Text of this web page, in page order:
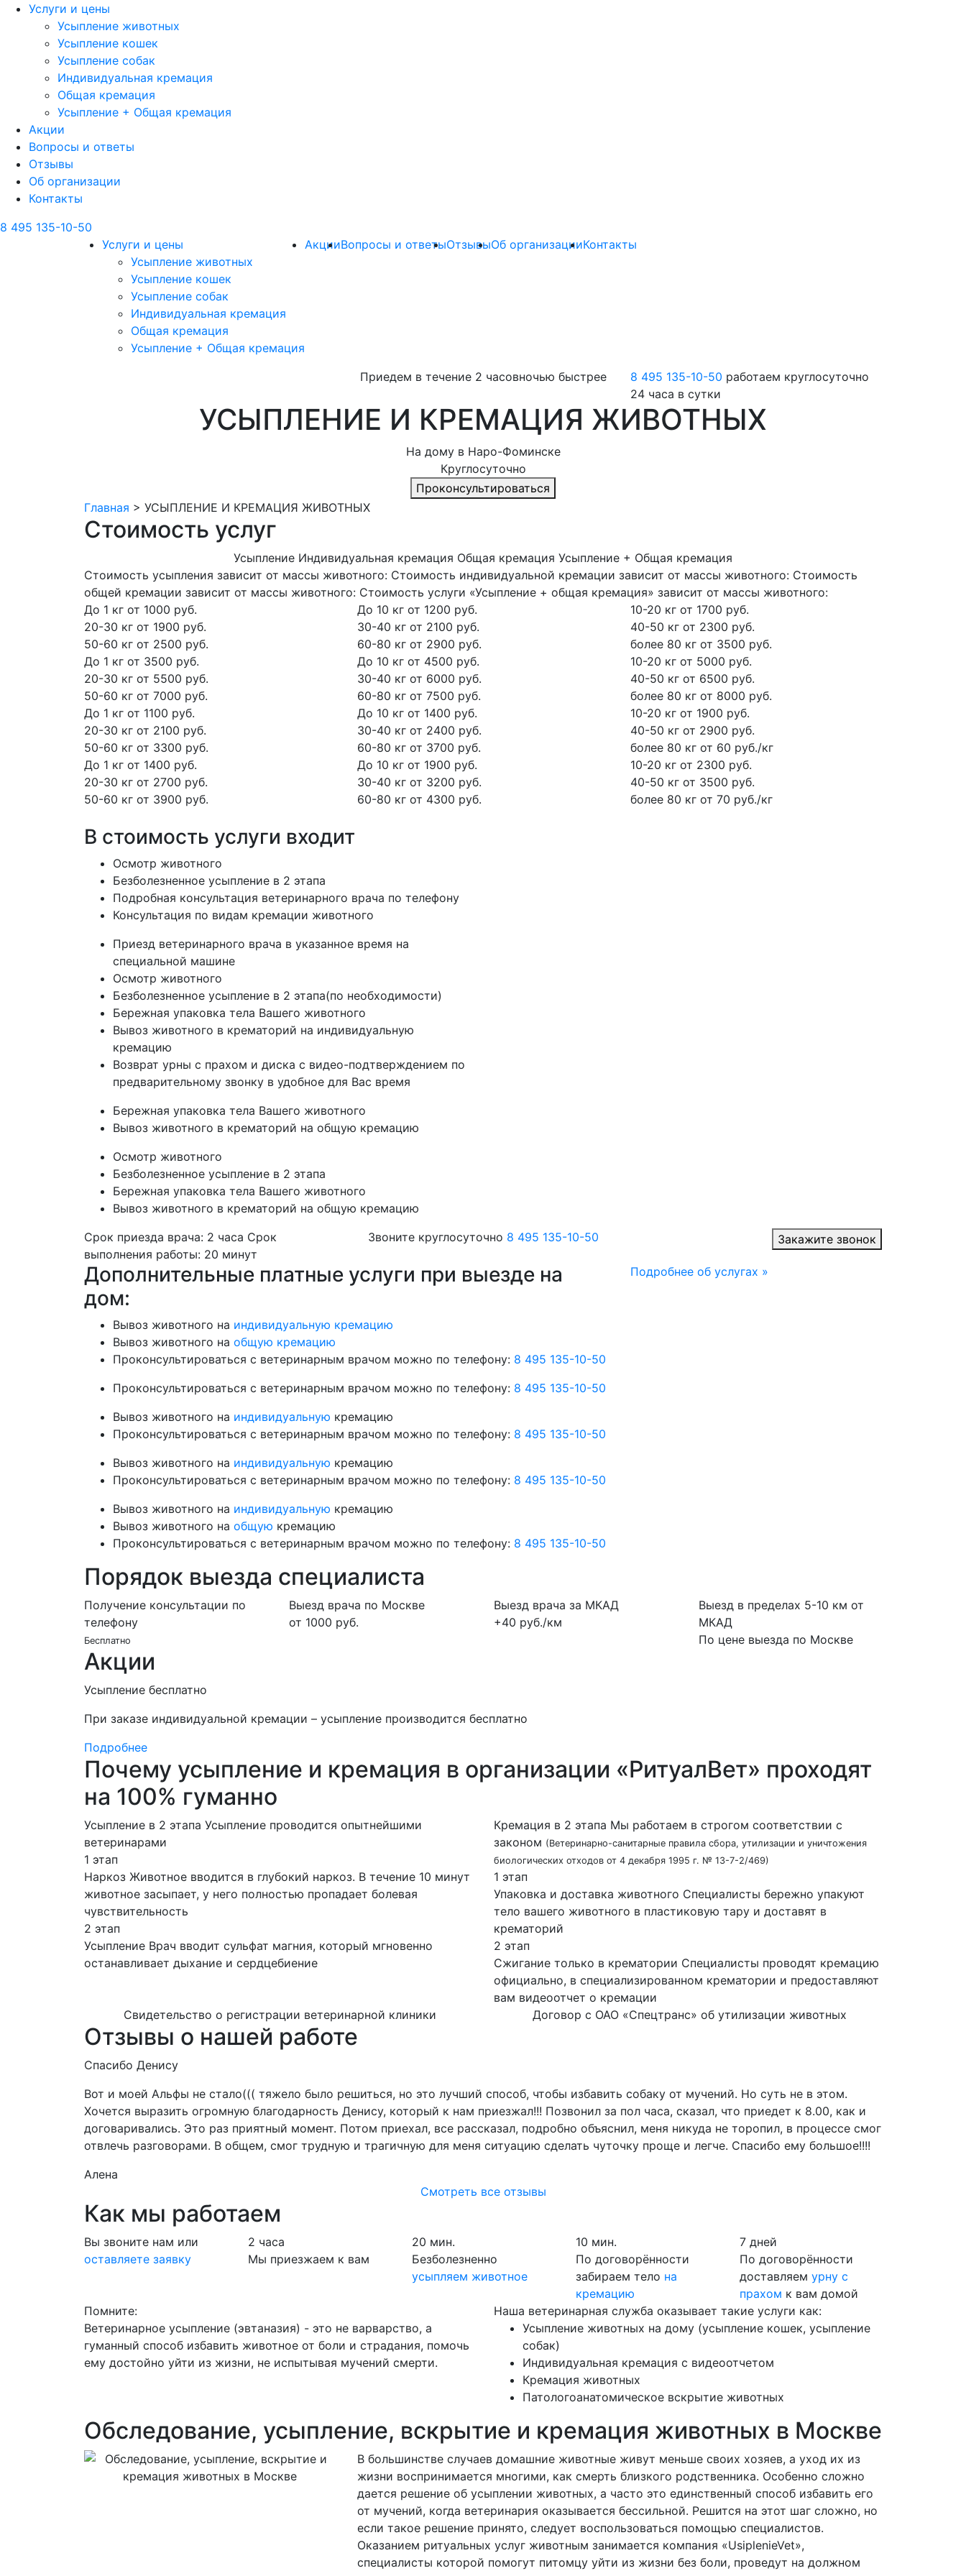
Услуги и цены
Усыпление животных
Усыпление кошек
Усыпление собак
Индивидуальная кремация
Общая кремация
Усыпление + Общая кремация
Акции
Вопросы и ответы
Отзывы
Об организации
Контакты
8 495 135-10-50
Услуги и цены
Усыпление животных
Усыпление кошек
Усыпление собак
Индивидуальная кремация
Общая кремация
Усыпление + Общая кремация
АкцииВопросы и ответыОтзывыОб организацииКонтакты
Приедем в течение 2 часовночью быстрее 8 495 135-10-50 работаем круглосуточно
24 часа в сутки
УСЫПЛЕНИЕ И КРЕМАЦИЯ ЖИВОТНЫХ
На дому в Наро-Фоминске
Круглосуточно
Проконсультироваться
Главная > УСЫПЛЕНИЕ И КРЕМАЦИЯ ЖИВОТНЫХ
Стоимость услуг
Усыпление Индивидуальная кремация Общая кремация Усыпление + Общая кремация
Стоимость усыпления зависит от массы животного: Стоимость индивидуальной кремации зависит от массы животного: Стоимость
общей кремации зависит от массы животного: Стоимость услуги «Усыпление + общая кремация» зависит от массы животного:
До 1 кг от 1000 руб. До 10 кг от 1200 руб. 10-20 кг от 1700 руб.
20-30 кг от 1900 руб. 30-40 кг от 2100 руб. 40-50 кг от 2300 руб.
50-60 кг от 2500 руб. 60-80 кг от 2900 руб. более 80 кг от 3500 руб.
До 1 кг от 3500 руб. До 10 кг от 4500 руб. 10-20 кг от 5000 руб.
20-30 кг от 5500 руб. 30-40 кг от 6000 руб. 40-50 кг от 6500 руб.
50-60 кг от 7000 руб. 60-80 кг от 7500 руб. более 80 кг от 8000 руб.
До 1 кг от 1100 руб. До 10 кг от 1400 руб. 10-20 кг от 1900 руб.
20-30 кг от 2100 руб. 30-40 кг от 2400 руб. 40-50 кг от 2900 руб.
50-60 кг от 3300 руб. 60-80 кг от 3700 руб. более 80 кг от 60 руб./кг
До 1 кг от 1400 руб. До 10 кг от 1900 руб. 10-20 кг от 2300 руб.
20-30 кг от 2700 руб. 30-40 кг от 3200 руб. 40-50 кг от 3500 руб.
50-60 кг от 3900 руб. 60-80 кг от 4300 руб. более 80 кг от 70 руб./кг
В стоимость услуги входит
Осмотр животного
Безболезненное усыпление в 2 этапа
Подробная консультация ветеринарного врача по телефону
Консультация по видам кремации животного
Приезд ветеринарного врача в указанное время на
специальной машине
Осмотр животного
Безболезненное усыпление в 2 этапа(по необходимости)
Бережная упаковка тела Вашего животного
Вывоз животного в крематорий на индивидуальную
кремацию
Возврат урны с прахом и диска с видео-подтверждением по
предварительному звонку в удобное для Вас время
Бережная упаковка тела Вашего животного
Вывоз животного в крематорий на общую кремацию
Осмотр животного
Безболезненное усыпление в 2 этапа
Бережная упаковка тела Вашего животного
Вывоз животного в крематорий на общую кремацию
Срок приезда врача: 2 часа Срок
выполнения работы: 20 минут
Звоните круглосуточно 8 495 135-10-50 Закажите звонок
Дополнительные платные услуги при выезде на
дом:
Вывоз животного на индивидуальную кремацию
Вывоз животного на общую кремацию
Проконсультироваться с ветеринарным врачом можно по телефону: 8 495 135-10-50
Проконсультироваться с ветеринарным врачом можно по телефону: 8 495 135-10-50
Вывоз животного на индивидуальную кремацию
Проконсультироваться с ветеринарным врачом можно по телефону: 8 495 135-10-50
Вывоз животного на индивидуальную кремацию
Проконсультироваться с ветеринарным врачом можно по телефону: 8 495 135-10-50
Вывоз животного на индивидуальную кремацию
Вывоз животного на общую кремацию
Проконсультироваться с ветеринарным врачом можно по телефону: 8 495 135-10-50
Подробнее об услугах »
Порядок выезда специалиста
Получение консультации по
телефону
Бесплатно
Выезд врача по Москве
от 1000 руб.
Выезд врача за МКАД
+40 руб./км
Выезд в пределах 5-10 км от
МКАД
По цене выезда по Москве
Акции
Усыпление бесплатно
При заказе индивидуальной кремации – усыпление производится бесплатно
Подробнее
Почему усыпление и кремация в организации «РитуалВет» проходят
на 100% гуманно
Усыпление в 2 этапа Усыпление проводится опытнейшими
ветеринарами
1 этап
Наркоз Животное вводится в глубокий наркоз. В течение 10 минут
животное засыпает, у него полностью пропадает болевая
чувствительность
2 этап
Усыпление Врач вводит сульфат магния, который мгновенно
останавливает дыхание и сердцебиение
Кремация в 2 этапа Мы работаем в строгом соответствии с
законом (Ветеринарно-санитарные правила сбора, утилизации и уничтожения
биологических отходов от 4 декабря 1995 г. № 13-7-2/469)
1 этап
Упаковка и доставка животного Специалисты бережно упакуют
тело вашего животного в пластиковую тару и доставят в
крематорий
2 этап
Сжигание только в крематории Специалисты проводят кремацию
официально, в специализированном крематории и предоставляют
вам видеоотчет о кремации
Свидетельство о регистрации ветеринарной клиники
Договор с ОАО «Спецтранс» об утилизации животных
Отзывы о нашей работе
Спасибо Денису
Вот и моей Альфы не стало((( тяжело было решиться, но это лучший способ, чтобы избавить собаку от мучений. Но суть не в этом.
Хочется выразить огромную благодарность Денису, который к нам приезжал!!! Позвонил за пол часа, сказал, что приедет к 8.00, как и
договаривались. Это раз приятный момент. Потом приехал, все рассказал, подробно объяснил, меня никуда не торопил, в процессе смог
отвлечь разговорами. В общем, смог трудную и трагичную для меня ситуацию сделать чуточку проще и легче. Спасибо ему большое!!!!
Алена
Смотреть все отзывы
Как мы работаем
Вы звоните нам или
оставляете заявку
2 часа
Мы приезжаем к вам
20 мин.
Безболезненно
усыпляем животное
10 мин.
По договорённости
забираем тело на
кремацию
7 дней
По договорённости
доставляем урну с
прахом к вам домой
Помните:
Ветеринарное усыпление (эвтаназия) - это не варварство, а
гуманный способ избавить животное от боли и страдания, помочь
ему достойно уйти из жизни, не испытывая мучений смерти.
Наша ветеринарная служба оказывает такие услуги как:
Усыпление животных на дому (усыпление кошек, усыпление
собак)
Индивидуальная кремация с видеоотчетом
Кремация животных
Патологоанатомическое вскрытие животных
Обследование, усыпление, вскрытие и кремация животных в Москве
В большинстве случаев домашние животные живут меньше своих хозяев, а уход их из
жизни воспринимается многими, как смерть близкого родственника. Особенно сложно
дается решение об усыплении животных, а часто это единственный способ избавить его
от мучений, когда ветеринария оказывается бессильной. Решится на этот шаг сложно, но
если такое решение принято, следует воспользоваться помощью специалистов.
Оказанием ритуальных услуг животным занимается компания «UsiplenieVet»,
специалисты которой помогут питомцу уйти из жизни без боли, проведут на должном